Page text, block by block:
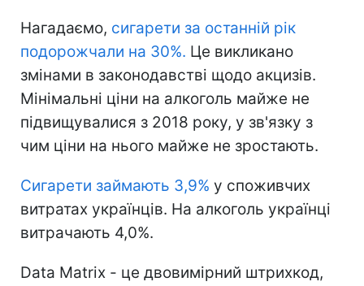
Нагадаємо, сигарети за останній рік
подорожчали на 30%. Це викликано
змінами в законодавстві щодо акцизів.
Мінімальні ціни на алкоголь майже не
підвищувалися з 2018 року, у зв'язку з
чим ціни на нього майже не зростають.
Сигарети займають 3,9% у споживчих
витратах українців. На алкоголь українці
витрачають 4,0%.
Data Matrix - це двовимірний штрихкод,